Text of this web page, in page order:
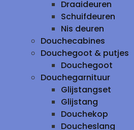
Draaideuren
Schuifdeuren
Nis deuren
Douchecabines
Douchegoot & putjes
Douchegoot
Douchegarnituur
Glijstangset
Glijstang
Douchekop
Doucheslang